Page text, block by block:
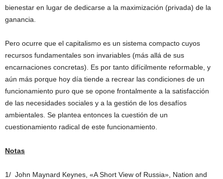
bienestar en lugar de dedicarse a la maximización (privada) de la
ganancia.
Pero ocurre que el capitalismo es un sistema compacto cuyos
recursos fundamentales son invariables (más allá de sus
encarnaciones concretas). Es por tanto difícilmente reformable, y
aún más porque hoy día tiende a recrear las condiciones de un
funcionamiento puro que se opone frontalmente a la satisfacción
de las necesidades sociales y a la gestión de los desafíos
ambientales. Se plantea entonces la cuestión de un
cuestionamiento radical de este funcionamiento.
Notas
1/ John Maynard Keynes, «A Short View of Russia», Nation and